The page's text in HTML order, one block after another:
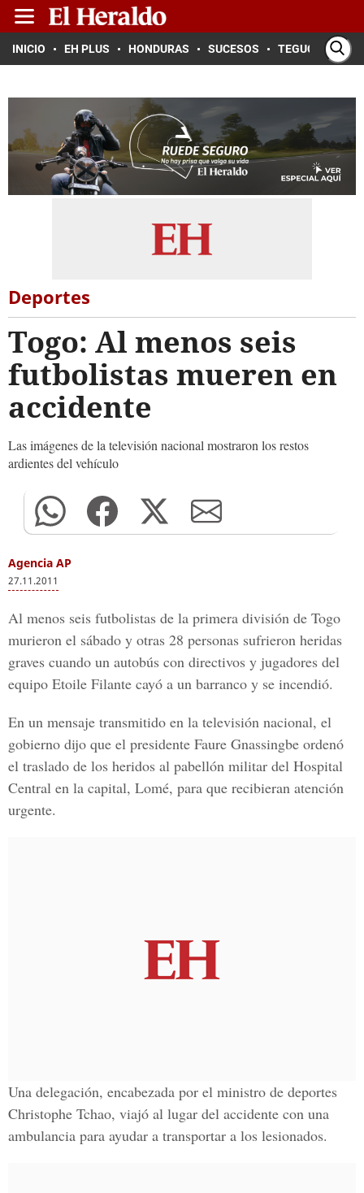
INICIO EH PLUS HONDURAS SUCESOS TEGUCIGALPA
Deportes
Togo: Al menos seis
futbolistas mueren en
accidente
Las imágenes de la televisión nacional mostraron los restos
ardientes del vehículo
Agencia AP
27.11.2011
Al menos seis futbolistas de la primera división de Togo
murieron el sábado y otras 28 personas sufrieron heridas
graves cuando un autobús con directivos y jugadores del
equipo Etoile Filante cayó a un barranco y se incendió.
En un mensaje transmitido en la televisión nacional, el
gobierno dijo que el presidente Faure Gnassingbe ordenó
el traslado de los heridos al pabellón militar del Hospital
Central en la capital, Lomé, para que recibieran atención
urgente.
Una delegación, encabezada por el ministro de deportes
Christophe Tchao, viajó al lugar del accidente con una
ambulancia para ayudar a transportar a los lesionados.